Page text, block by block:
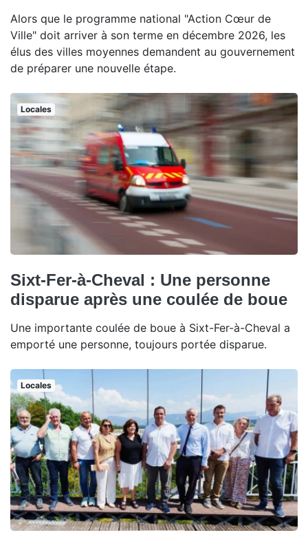
Alors que le programme national "Action Cœur de
Ville" doit arriver à son terme en décembre 2026, les
élus des villes moyennes demandent au gouvernement
de préparer une nouvelle étape.
Locales
Sixt-Fer-à-Cheval : Une personne
disparue après une coulée de boue
Une importante coulée de boue à Sixt-Fer-à-Cheval a
emporté une personne, toujours portée disparue.
Locales